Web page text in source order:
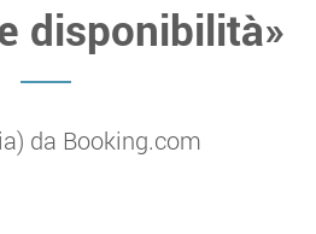
disponibilità»
da Booking.com